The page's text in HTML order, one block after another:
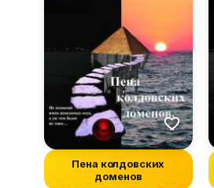
Пена колдовских
доменов